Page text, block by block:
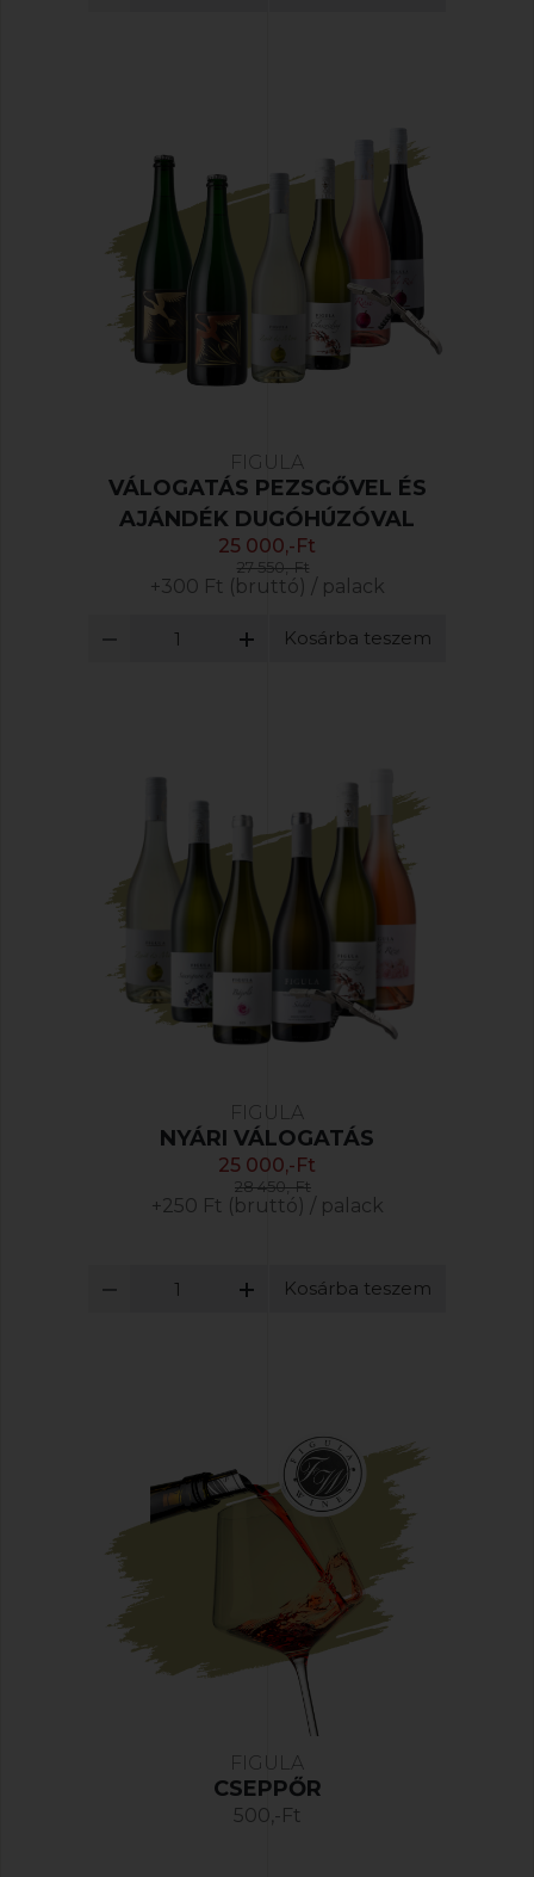
FIGULA
VÁLOGATÁS PEZSGŐVEL ÉS
AJÁNDÉK DUGÓHÚZÓVAL
25 000,-Ft
27 550,-Ft
+300 Ft (bruttó) / palack
Kosárba teszem
FIGULA
NYÁRI VÁLOGATÁS
25 000,-Ft
28 450,-Ft
+250 Ft (bruttó) / palack
Kosárba teszem
FIGULA
CSEPPŐR
500,-Ft